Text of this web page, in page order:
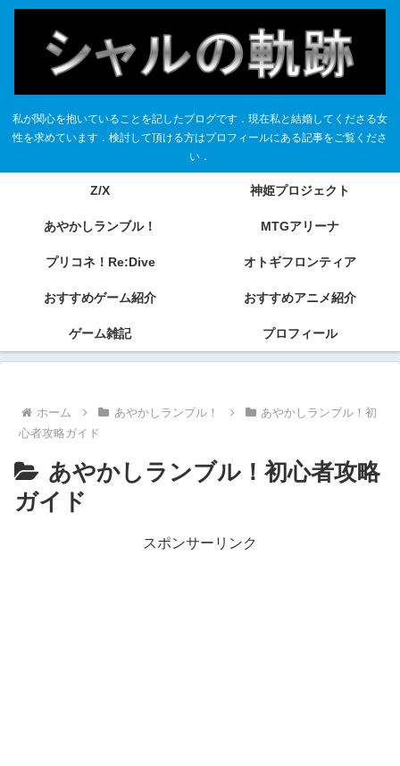
私が関心を抱いていることを記したブログです．現在私と結婚してくださる女
性を求めています．検討して頂ける方はプロフィールにある記事をご覧くださ
い．
Z/X 神姫プロジェクト
あやかしランブル！ MTGアリーナ
プリコネ！Re:Dive オトギフロンティア
おすすめゲーム紹介 おすすめアニメ紹介
ゲーム雑記 プロフィール
ホーム あやかしランブル！
あやかしランブル！初
心者攻略ガイド
あやかしランブル！初心者攻略
ガイド
スポンサーリンク